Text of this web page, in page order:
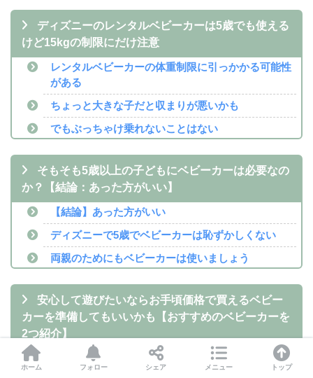
ディズニーのレンタルベビーカーは5歳でも使える
けど15kgの制限にだけ注意
レンタルベビーカーの体重制限に引っかかる可能性
がある
ちょっと大きな子だと収まりが悪いかも
でもぶっちゃけ乗れないことはない
そもそも5歳以上の子どもにベビーカーは必要なの
か？【結論：あった方がいい】
【結論】あった方がいい
ディズニーで5歳でベビーカーは恥ずかしくない
両親のためにもベビーカーは使いましょう
安心して遊びたいならお手頃価格で買えるベビー
カーを準備してもいいかも【おすすめのベビーカーを
2つ紹介】
レンタルベビーカーの破損が気になるなら持参する
ホーム フォロー シェア メニュー トップ